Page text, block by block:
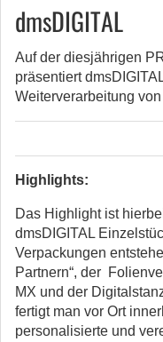
dmsDIGITAL
Auf der diesjährigen
präsentiert
Weiterverarbeitung
Highlights:
Das Highlight ist
dmsDIGITAL
Verpackungen
Partnern“, der
MX und der
fertigt man vor Ort
personalisierte und